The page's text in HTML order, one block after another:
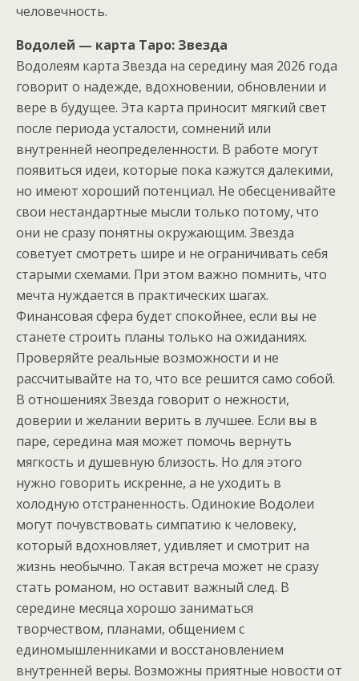
человечность.
Водолей — карта Таро: Звезда
Водолеям карта Звезда на середину мая 2026 года
говорит о надежде, вдохновении, обновлении и
вере в будущее. Эта карта приносит мягкий свет
после периода усталости, сомнений или
внутренней неопределенности. В работе могут
появиться идеи, которые пока кажутся далекими,
но имеют хороший потенциал. Не обесценивайте
свои нестандартные мысли только потому, что
они не сразу понятны окружающим. Звезда
советует смотреть шире и не ограничивать себя
старыми схемами. При этом важно помнить, что
мечта нуждается в практических шагах.
Финансовая сфера будет спокойнее, если вы не
станете строить планы только на ожиданиях.
Проверяйте реальные возможности и не
рассчитывайте на то, что все решится само собой.
В отношениях Звезда говорит о нежности,
доверии и желании верить в лучшее. Если вы в
паре, середина мая может помочь вернуть
мягкость и душевную близость. Но для этого
нужно говорить искренне, а не уходить в
холодную отстраненность. Одинокие Водолеи
могут почувствовать симпатию к человеку,
который вдохновляет, удивляет и смотрит на
жизнь необычно. Такая встреча может не сразу
стать романом, но оставит важный след. В
середине месяца хорошо заниматься
творчеством, планами, общением с
единомышленниками и восстановлением
внутренней веры. Возможны приятные новости от